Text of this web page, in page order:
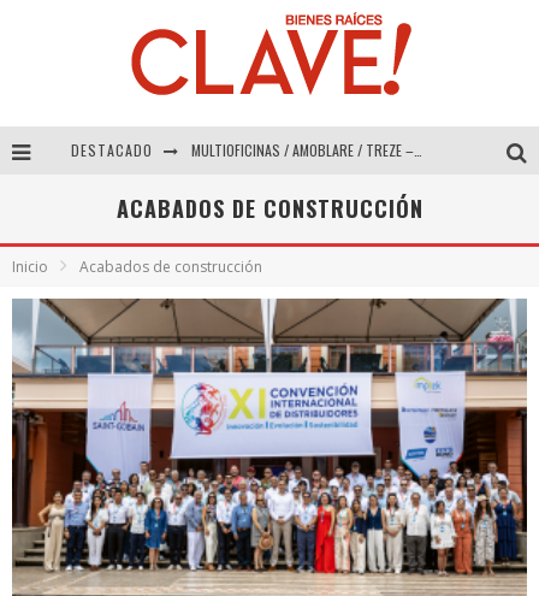
DESTACADO MULTIOFICINAS / AMOBLARE / TREZE – Especial Interiorismo & Decoración 2026
Abad Vergara Arquitectos – Especial Interiorismo & Decoración 2026
COLINEAL – Especial Interiorismo & Decoración 2026
ADRIANA HOYOS DESIGN STUDIO – Especial Interiorismo & Decoración 2026
ACABADOS DE CONSTRUCCIÓN
Inicio Acabados de construcción